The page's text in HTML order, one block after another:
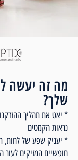
מה זה יעשה
שלך?
* יאט את תהליך
נראות הקמטים
* יעניק שפע של לחות,
חופשיים המזיקים לעור